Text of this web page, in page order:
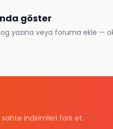
göster
yazına veya foruma ekle —
sahte indirimleri fark et.